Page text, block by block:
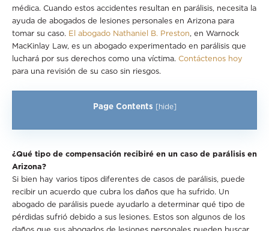
médica. Cuando estos accidentes resultan en parálisis, necesita la
ayuda de abogados de lesiones personales en Arizona para
tomar su caso. El abogado Nathaniel B. Preston, en Warnock
MacKinlay Law, es un abogado experimentado en parálisis que
luchará por sus derechos como una víctima. Contáctenos hoy
para una revisión de su caso sin riesgos.
Page Contents [hide]
¿Qué tipo de compensación recibiré en un caso de parálisis en
Arizona?
Si bien hay varios tipos diferentes de casos de parálisis, puede
recibir un acuerdo que cubra los daños que ha sufrido. Un
abogado de parálisis puede ayudarlo a determinar qué tipo de
pérdidas sufrió debido a sus lesiones. Estos son algunos de los